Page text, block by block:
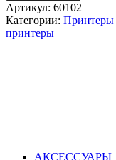
Артикул: 60102
Категории: Принтеры
принтеры
АКСЕССУАРЫ